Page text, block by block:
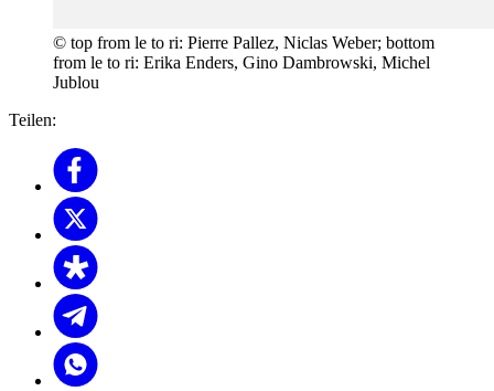
© top from le to ri: Pierre Pallez, Niclas Weber; bottom
from le to ri: Erika Enders, Gino Dambrowski, Michel
Jublou
Teilen: